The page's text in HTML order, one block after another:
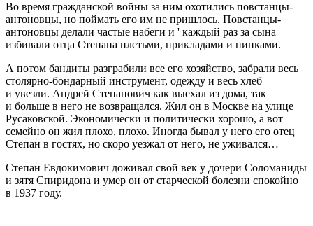
Во время гражданской войны за ним охотились повстанцы-
антоновцы, но поймать его им не пришлось. Повстанцы-
антоновцы делали частые набеги и ' каждый раз за сына
избивали отца Степана плетьми, прикладами и пинками.
А потом бандиты разграбили все его хозяйство, забрали весь
столярно-бондарный инструмент, одежду и весь хлеб
и увезли. Андрей Степанович как выехал из дома, так
и больше в него не возвращался. Жил он в Москве на улице
Русаковской. Экономически и политически хорошо, а вот
семейно он жил плохо, плохо. Иногда бывал у него его отец
Степан в гостях, но скоро уезжал от него, не уживался…
Степан Евдокимович доживал свой век у дочери Соломаниды
и зятя Спиридона и умер он от старческой болезни спокойно
в 1937 году.